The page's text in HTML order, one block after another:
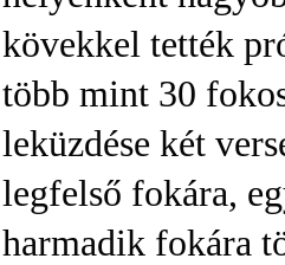
kövekkel tették
több mint 30
leküzdése két
legfelső fokára,
harmadik fokára